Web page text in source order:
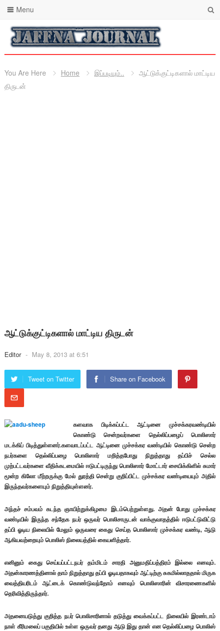
Menu
You Are Here Home இப்படியும்..
ஆட்டுக்குட்டிகளால் மாட்டிய
திருடன்
ஆட்டுக்குட்டிகளால் மாட்டிய திருடன்
Editor - May 8, 2013 at 6:51
Tweet on Twitter Share on Facebook
களவாக பிடிக்கப்பட்ட ஆட்டினை முச்சக்கரவண்டியில்
கொண்டு சென்றவர்களை தெல்லிப்பழைப் பொலிஸார்
மடக்கிப் பிடித்துள்ளனர்.களவாடப்பட்ட ஆட்டினை முச்சக்கர வண்டியில் கொண்டு சென்ற
நபர்களை தெல்லிப்பழை பொலிஸார் மறித்தபோது நிறுத்தாது தப்பிச் செல்ல
முற்பட்டவர்களை வீதிக்கடமையில் ஈடுபட்டிருந்து பொலிஸார் மோட்டார் சையிக்கிளில் சுமார்
மூன்ற கிலோ மீற்றருக்கு மேல் துரத்தி சென்று குறிப்பிட்ட முச்சக்கர வண்டியையும் அதில்
இருந்தவர்களையும் நிறுத்தியுள்ளனர்.
அந்தச் சம்பவம் கடந்த ஞாயிற்றுக்கிழமை இடம்பெற்றுள்ளது. அதன் போது முச்சக்கர
வண்டியில் இருந்த சந்தேக நபர் ஒருவர் பொலிசாருடன் வாக்குவாதத்தில் ஈடுபட்டுவிட்டு
தப்பி ஓடிய நிலையில் மேலும் ஒருவரை கைது செய்த பொலிஸார் முச்சக்கர வண்டி, ஆடு
ஆகியவற்றையும் பொலிஸ் நிலையத்தில் கையளித்தார்.
எனினும் கைது செய்யப்பட்டநபர் தம்மிடம் சாரதி அனுமதிப்பத்திரம் இல்லை எனவும்.
அதன்காரணத்தினால் தாம் நிறுத்தாது தப்பி ஓடியதாகவும் ஆட்டிற்கு சுகமில்லாததால் மிருக
வைத்தியரிடம் ஆட்டைக் கொண்டுவந்தோம் எனவும் பொலிஸாரின் விசாரணைகளில்
தெரிவித்திருந்தார்.
அதனையடுத்து குறித்த நபர் பொலிசாரினால் தடுத்து வைக்கப்பட்ட நிலையில் இரண்டாம்
நாள் கீரிமலைப் பகுதியில் உள்ள ஒருவர் தனது ஆடு இது தான் என தெல்லிப்பழை பொலிஸ்